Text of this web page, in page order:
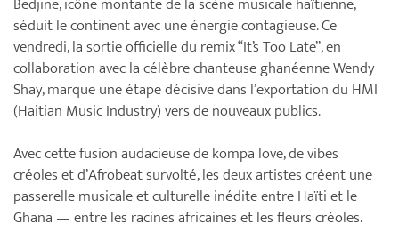
séduit le continent avec une énergie contagieuse. Ce
vendredi, la sortie officielle du remix “It’s Too Late”, en
collaboration avec la célèbre chanteuse ghanéenne Wendy
Shay, marque une étape décisive dans l’exportation du HMI
(Haitian Music Industry) vers de nouveaux publics.
Avec cette fusion audacieuse de kompa love, de vibes
créoles et d’Afrobeat survolté, les deux artistes créent une
passerelle musicale et culturelle inédite entre Haïti et le
Ghana — entre les racines africaines et les fleurs créoles.